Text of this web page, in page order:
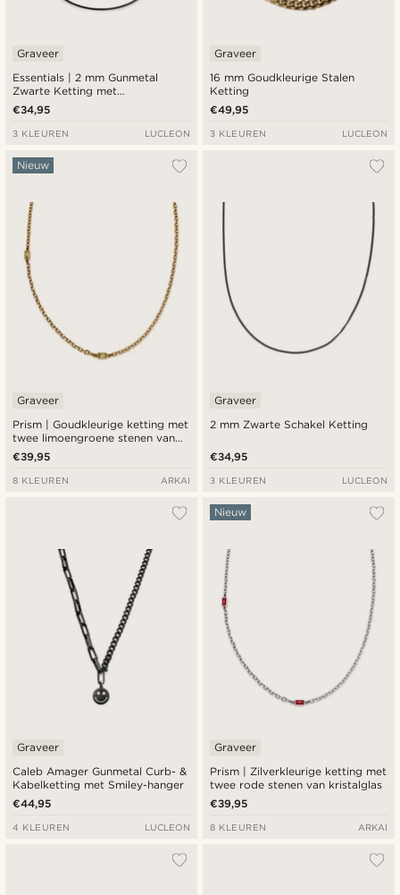
Essentials | 2 mm Gunmetal
Zwarte Ketting met
Slangenschakels
Graveer
€34,95
3 KLEUREN LUCLEON
16 mm Goudkleurige Stalen
Ketting
Graveer
€49,95
3 KLEUREN LUCLEON
Prism | Goudkleurige ketting met
twee limoengroene stenen van
kristalglas
Nieuw
Graveer
€39,95
8 KLEUREN ARKAI
2 mm Zwarte Schakel Ketting
Graveer
€34,95
3 KLEUREN LUCLEON
Caleb Amager Gunmetal Curb- &
Kabelketting met Smiley-hanger
Graveer
€44,95
4 KLEUREN LUCLEON
Prism | Zilverkleurige ketting met
twee rode stenen van kristalglas
Nieuw
Graveer
€39,95
8 KLEUREN ARKAI